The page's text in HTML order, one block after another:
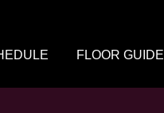
FLOOR GUIDE